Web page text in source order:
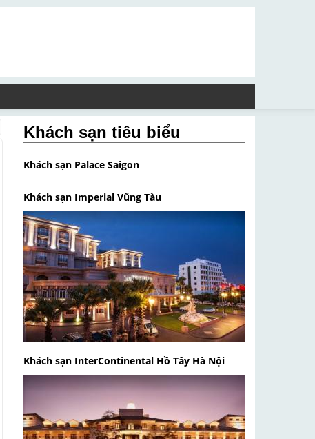
Khách sạn tiêu biểu
Khách sạn Palace Saigon
Khách sạn Imperial Vũng Tàu
Khách sạn InterContinental Hồ Tây Hà Nội